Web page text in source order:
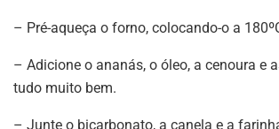
– Pré-aqueça o forno, colocando-o a
– Adicione o ananás, o óleo, a cenoura e
tudo muito bem.
– Junte o bicarbonato, a canela e a